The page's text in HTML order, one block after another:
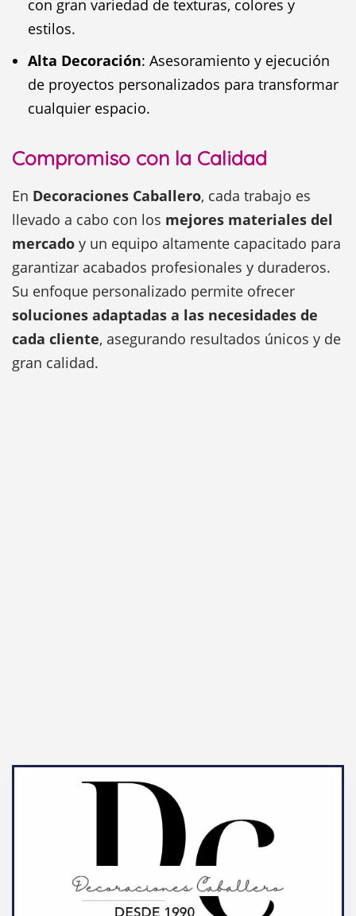
con gran variedad de texturas, colores y
estilos.
Alta Decoración: Asesoramiento y ejecución
de proyectos personalizados para transformar
cualquier espacio.
Compromiso con la Calidad
En Decoraciones Caballero, cada trabajo es
llevado a cabo con los mejores materiales del
mercado y un equipo altamente capacitado para
garantizar acabados profesionales y duraderos.
Su enfoque personalizado permite ofrecer
soluciones adaptadas a las necesidades de
cada cliente, asegurando resultados únicos y de
gran calidad.